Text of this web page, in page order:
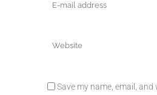
Save my name, email,